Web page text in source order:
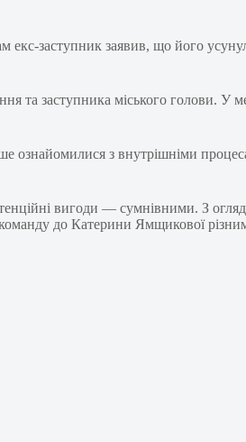
заступник заявив, що його
та заступника міського голови. У
ознайомилися з внутрішніми
вигоди — сумнівними. З
команду до Катерини Ямщикової